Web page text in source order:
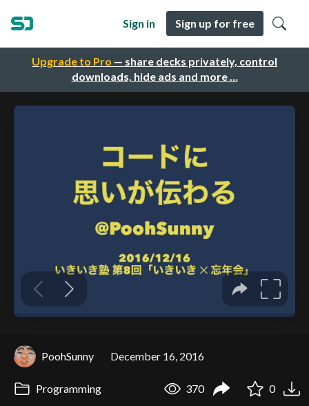
Upgrade to Pro — share decks privately, control
downloads, hide ads and more …
Sign in Sign up for free
PoohSunny December 16, 2016
Programming 370 0